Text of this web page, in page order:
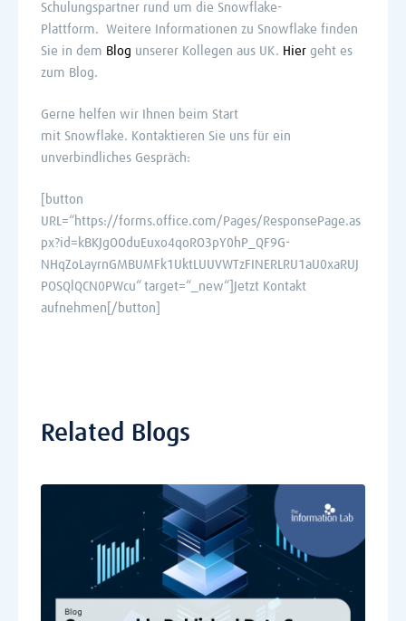
Schulungspartner rund um die Snowflake-
Plattform. Weitere Informationen zu Snowflake finden
Sie in dem Blog unserer Kollegen aus UK. Hier geht es
zum Blog.
Gerne helfen wir Ihnen beim Start
mit Snowflake. Kontaktieren Sie uns für ein
unverbindliches Gespräch:
[button
URL=“https://forms.office.com/Pages/ResponsePage.as
px?id=kBKJgOOduEuxo4qoRO3pY0hP_QF9G-
NHqZoLayrnGMBUMFk1UktLUUVWTzFINERLRU1aU0xaRUJ
POSQlQCN0PWcu“ target=“_new“]Jetzt Kontakt
aufnehmen[/button]
Related Blogs